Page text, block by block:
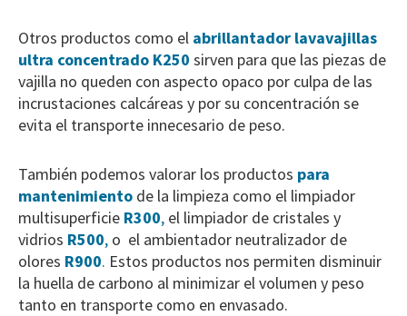
Otros productos como el abrillantador lavavajillas
ultra concentrado K250 sirven para que las piezas de
vajilla no queden con aspecto opaco por culpa de las
incrustaciones calcáreas y por su concentración se
evita el transporte innecesario de peso.
También podemos valorar los productos para
mantenimiento de la limpieza como el limpiador
multisuperficie R300, el limpiador de cristales y
vidrios R500, o el ambientador neutralizador de
olores R900. Estos productos nos permiten disminuir
la huella de carbono al minimizar el volumen y peso
tanto en transporte como en envasado.